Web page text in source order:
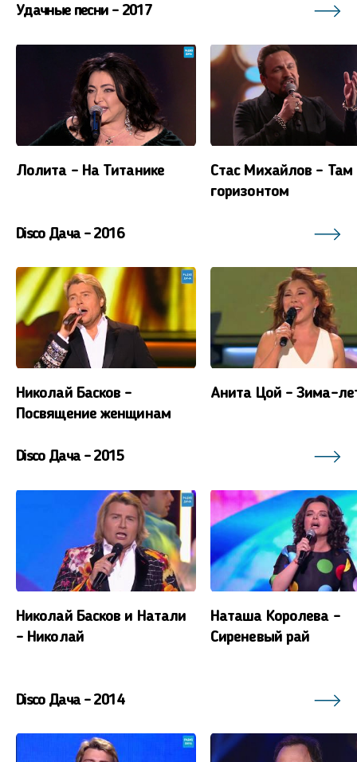
Удачные песни - 2017
Лолита - На Титанике
Стас Михайлов - Там
горизонтом
Disco Дача - 2016
Николай Басков -
Посвящение женщинам
Анита Цой - Зима-
Disco Дача - 2015
Николай Басков и Натали
- Николай
Наташа Королева -
Сиреневый рай
Disco Дача - 2014